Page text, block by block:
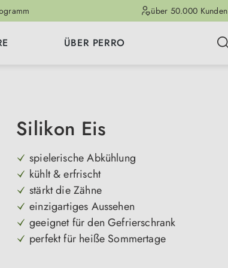
über 50.000 Kunden
ÜBER PERRO
Silikon Eis
spielerische Abkühlung
kühlt & erfrischt
stärkt die Zähne
einzigartiges Aussehen
geeignet für den Gefrierschrank
perfekt für heiße Sommertage